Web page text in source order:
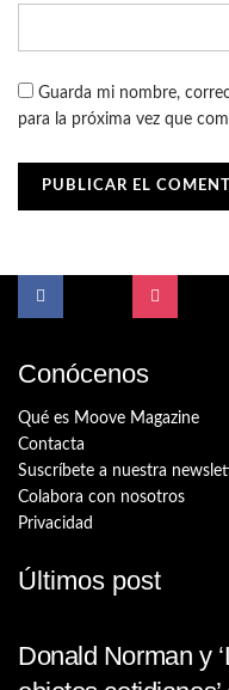
Guarda mi nombre,
para la próxima vez que
Conócenos
Qué es Moove Magazine
Contacta
Suscríbete a nuestra
Colabora con nosotros
Privacidad
Últimos post
Donald Norman y